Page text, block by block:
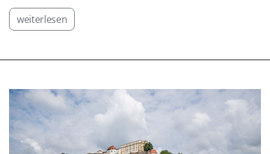
weiterlesen